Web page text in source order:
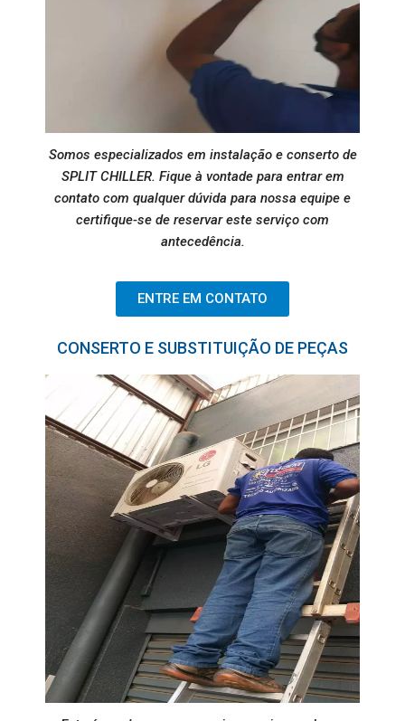
Somos especializados em instalação e conserto de
SPLIT CHILLER. Fique à vontade para entrar em
contato com qualquer dúvida para nossa equipe e
certifique-se de reservar este serviço com
antecedência.
ENTRE EM CONTATO
CONSERTO E SUBSTITUIÇÃO DE PEÇAS